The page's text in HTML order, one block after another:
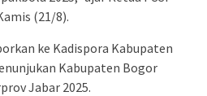
(21/8).
ke Kadispora Kabupaten
Kabupaten Bogor
Jabar 2025.